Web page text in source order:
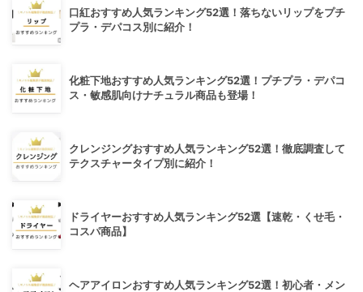
口紅おすすめ人気ランキング52選！落ちないリップをプチ
プラ・デパコス別に紹介！
化粧下地おすすめ人気ランキング52選！プチプラ・デパコ
ス・敏感肌向けナチュラル商品も登場！
クレンジングおすすめ人気ランキング52選！徹底調査して
テクスチャータイプ別に紹介！
ドライヤーおすすめ人気ランキング52選【速乾・くせ毛・
コスパ商品】
ヘアアイロンおすすめ人気ランキング52選！初心者・メン